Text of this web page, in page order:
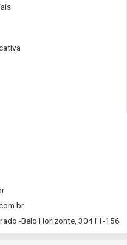
-Belo Horizonte, 30411-156